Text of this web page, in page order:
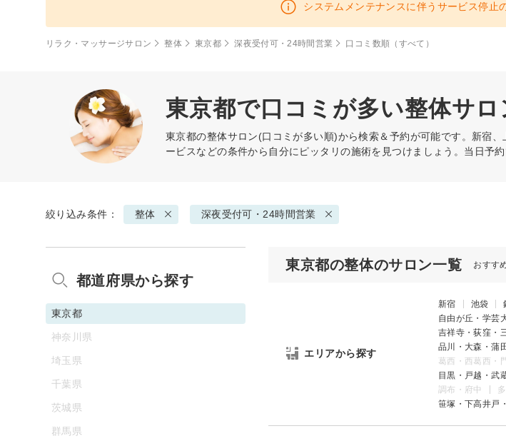
システムメンテナンスに伴うサービス停
リラク・マッサージサロン 整体 東京都 深夜受付可・24時間営業 口コミ数順（すべて）
東京都で口コミが多い整体サ
東京都の整体サロン(口コミが多い順)から検索＆予約が可能です。新宿
ービスなどの条件から自分にピッタリの施術を見つけましょう。当日予約
絞り込み条件： 整体 深夜受付可・24時間営業
東京都の整体のサロン一覧 おすす
エリアから探す
新宿 池袋
自由が丘・学芸
吉祥寺・荻窪・
品川・大森・蒲
葛西・西葛西・
目黒・戸越・武
調布・府中
笹塚・下高井戸
都道府県から探す
東京都
神奈川県
埼玉県
千葉県
茨城県
群馬県